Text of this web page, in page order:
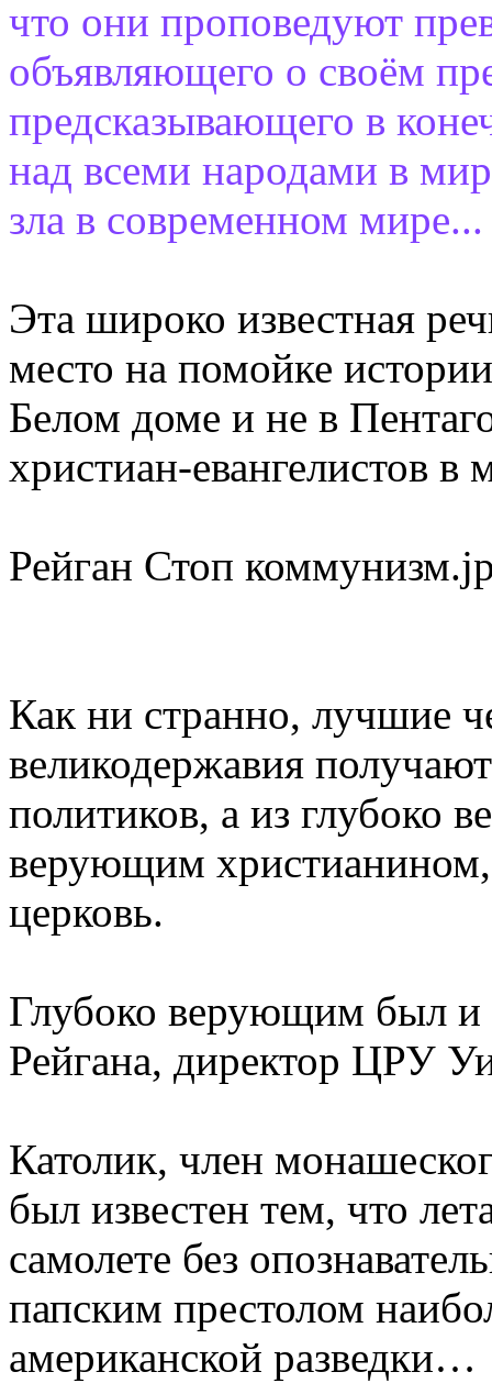
что они проповедуют
объявляющего о своём
предсказывающего в
над всеми народами в
зла в современном мире...
Эта широко известная
место на помойке
Белом доме и не в
христиан-евангелистов в
Рейган Стоп
Как ни странно, лучшие
великодержавия
политиков, а из глубоко
верующим
церковь.
Глубоко верующим был
Рейгана, директор ЦРУ
Католик, член
был известен тем, что
самолете без
папским престолом
американской разведки…